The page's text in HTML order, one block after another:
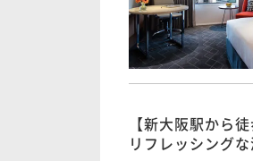
【新大阪駅から徒
リフレッシング